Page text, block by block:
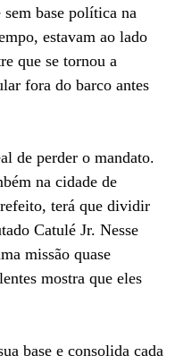
base política na
estavam ao lado
que se tornou a
fora do barco antes
de perder o mandato.
na cidade de
terá que dividir
Catulé Jr. Nesse
missão quase
mostra que eles
base e consolida cada